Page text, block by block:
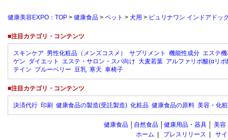
健康美容EXPO：TOP > 健康食品 > ペット > 犬用 > ピュリナワン インドアドッ
■注目カテゴリ・コンテンツ
スキンケア 男性化粧品（メンズコスメ） サプリメント 機能性成分 エステ
ゲン ダイエット エステ・サロン・スパ向け 大麦若葉 アルファリポ酸(αリポ
テイン ブルーベリー 豆乳 寒天 車椅子
■注目カテゴリ・コンテンツ
決済代行 印刷 健康食品の製造(受託製造) 化粧品 健康食品の原料 美容・化
健康食品 自然食品 健康用品・器具 美容
ホーム
プレスリリース
サ